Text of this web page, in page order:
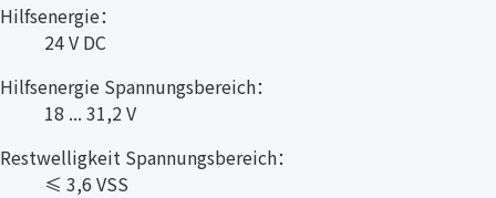
Hilfsenergie：
24 V DC
Hilfsenergie Spannungsbereich：
18 ... 31,2 V
Restwelligkeit Spannungsbereich：
≤ 3,6 VSS